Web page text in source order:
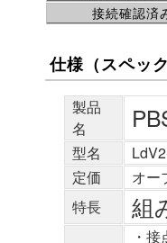
接続確認済
仕様（スペック
製品
名
型名
定価
オー
特長
組
・